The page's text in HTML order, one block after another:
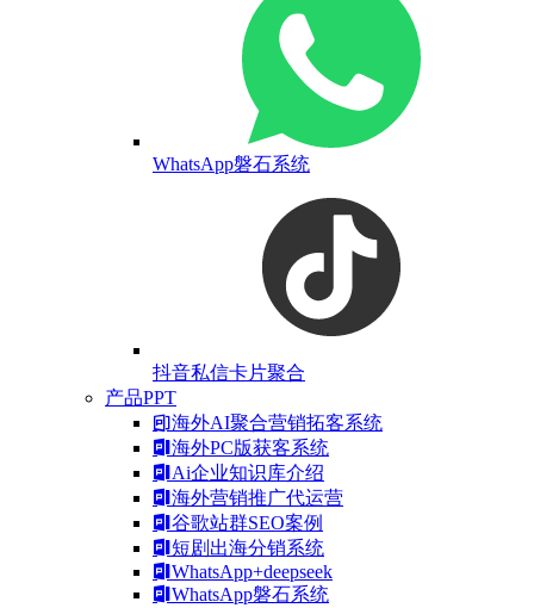
WhatsApp磐石系统
抖音私信卡片聚合
产品PPT
海外AI聚合营销拓客系统
海外PC版获客系统
Ai企业知识库介绍
海外营销推广代运营
谷歌站群SEO案例
短剧出海分销系统
WhatsApp+deepseek
WhatsApp磐石系统